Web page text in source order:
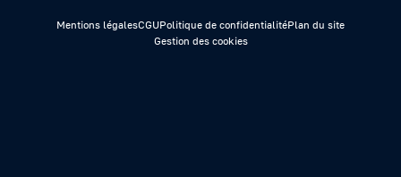
Mentions légalesCGUPolitique de confidentialitéPlan du site
Gestion des cookies